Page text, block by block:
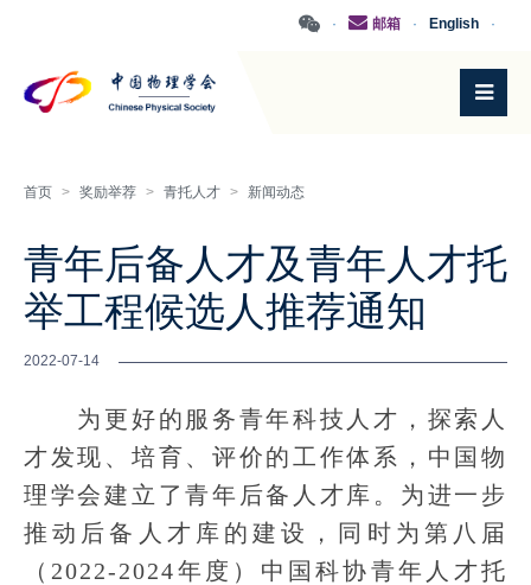
·
English
·
邮箱
·
首页 > 奖励举荐 > 青托人才 > 新闻动态
青年后备人才及青年人才托
举工程候选人推荐通知
2022-07-14
为更好的服务青年科技人才，探索人
才发现、培育、评价的工作体系，中国物
理学会建立了青年后备人才库。为进一步
推动后备人才库的建设，同时为第八届
（2022-2024年度）中国科协青年人才托